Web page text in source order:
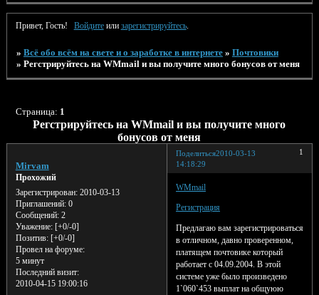
Привет, Гость! Войдитеили зарегистрируйтесь.
» Всё обо всём на свете и о заработке в интернете » Почтовики
» Регстрируйтесь на WMmail и вы получите много бонусов от меня
Регстрируйтесь на WMmail и вы получите много
бонусов от меня
Страница: 1
Поделиться 1
2010-03-13
14:18:29
Mirvam
Прохожий
Зарегистрирован: 2010-03-13
Приглашений:0
Сообщений:2
Уважение: [+0/-0]
Позитив: [+0/-0]
Провел на форуме:
5 минут
Последний визит:
2010-04-15 19:00:16
WMmail
Регистрация
Предлагаю вам зарегистрироваться
в отличном, давно проверенном,
платящем почтовике который
работает с 04.09.2004. В этой
системе уже было произведено
1`060`453 выплат на общуюю